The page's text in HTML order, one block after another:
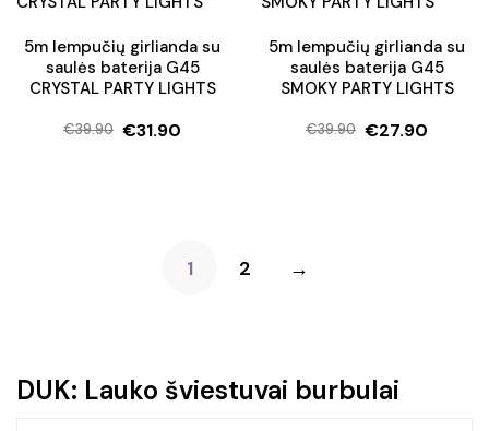
5m lempučių girlianda su
saulės baterija G45
CRYSTAL PARTY LIGHTS
€39.90
Original
€31.90
Current
5m lempučių girlianda su
saulės baterija G45
SMOKY PARTY LIGHTS
€39.90
Original
€27.90
Current
1 2 →
DUK: Lauko šviestuvai burbulai